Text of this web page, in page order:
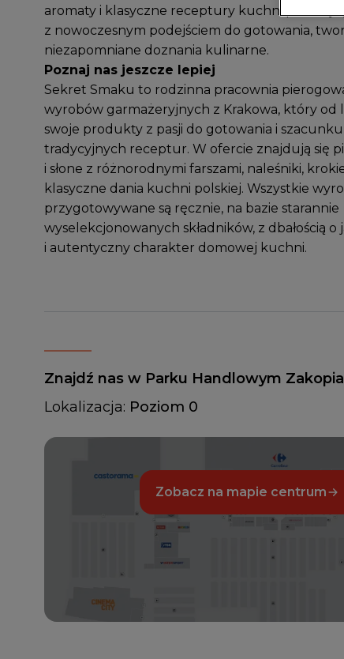
aromaty i klasyczne receptury kuchni polskiej
z nowoczesnym podejściem do gotowania,
niezapomniane doznania kulinarne.
Poznaj nas jeszcze lepiej
Sekret Smaku to rodzinna pracownia
wyrobów garmażeryjnych z Krakowa, który od
swoje produkty z pasji do gotowania i
tradycyjnych receptur. W ofercie znajdują się
i słone z różnorodnymi farszami, naleśniki,
klasyczne dania kuchni polskiej. Wszystkie
przygotowywane są ręcznie, na bazie starannie
wyselekcjonowanych składników, z dbałością o
i autentyczny charakter domowej kuchni.
Znajdź nas w Parku Handlowym
Lokalizacja: Poziom 0
Zobacz na mapie centrum